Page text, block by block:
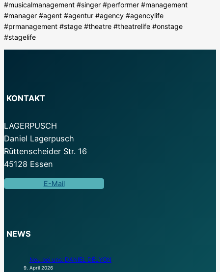
#musicalmanagement #singer #performer #management
#manager #agent #agentur #agency #agencylife
#prmanagement #stage #theatre #theatrelife #onstage
#stagelife
KONTAKT
LAGERPUSCH
Daniel Lagerpusch
Rüttenscheider Str. 16
45128 Essen
E-Mail
NEWS
Neu bei uns: DANIEL DÉLYON
9. April 2026